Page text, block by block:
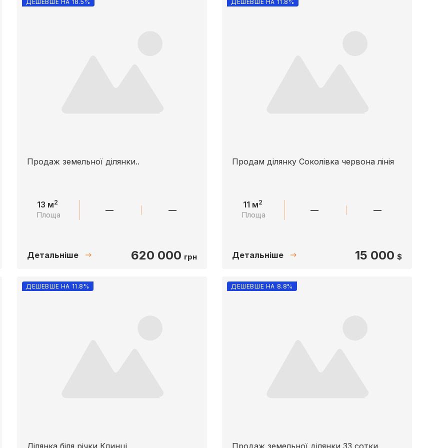
ДЕШЕВШЕ НА 18.5%
Продаж земельної ділянки..
13 м2
Площа — —
Детальніше 620 000 грн
ДЕШЕВШЕ НА 11.8%
Продам ділянку Соколівка червона лінія
11 м2
Площа — —
Детальніше 15 000 $
ДЕШЕВШЕ НА 11.8% ДЕШЕВШЕ НА 8.8%